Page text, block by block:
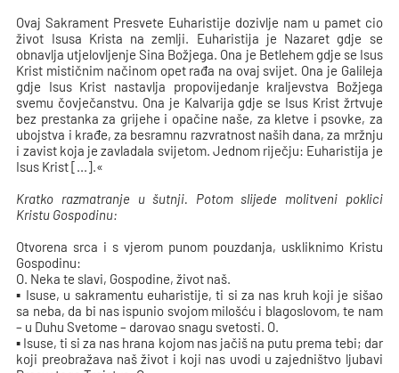
Ovaj Sakrament Presvete Euharistije dozivlje nam u pamet cio
život Isusa Krista na zemlji. Euharistija je Nazaret gdje se
obnavlja utjelovljenje Sina Božjega. Ona je Betlehem gdje se Isus
Krist mističnim načinom opet rađa na ovaj svijet. Ona je Galileja
gdje Isus Krist nastavlja propovijedanje kraljevstva Božjega
svemu čovječanstvu. Ona je Kalvarija gdje se Isus Krist žrtvuje
bez prestanka za grijehe i opačine naše, za kletve i psovke, za
ubojstva i krađe, za besramnu razvratnost naših dana, za mržnju
i zavist koja je zavladala svijetom. Jednom riječju: Euharistija je
Isus Krist [...].«
Kratko razmatranje u šutnji. Potom slijede molitveni poklici
Kristu Gospodinu:
Otvorena srca i s vjerom punom pouzdanja, uskliknimo Kristu
Gospodinu:
O. Neka te slavi, Gospodine, život naš.
▪ Isuse, u sakramentu euharistije, ti si za nas kruh koji je sišao
sa neba, da bi nas ispunio svojom milošću i blagoslovom, te nam
– u Duhu Svetome – darovao snagu svetosti. O.
▪ Isuse, ti si za nas hrana kojom nas jačiš na putu prema tebi; dar
koji preobražava naš život i koji nas uvodi u zajedništvo ljubavi